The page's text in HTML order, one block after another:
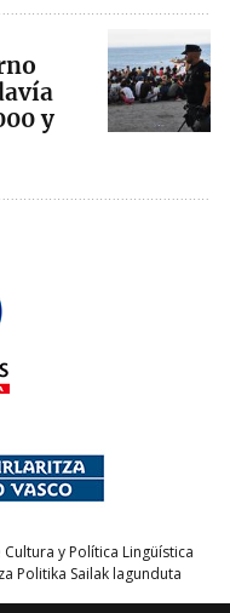
y
y Política Lingüística
Politika Sailak lagunduta